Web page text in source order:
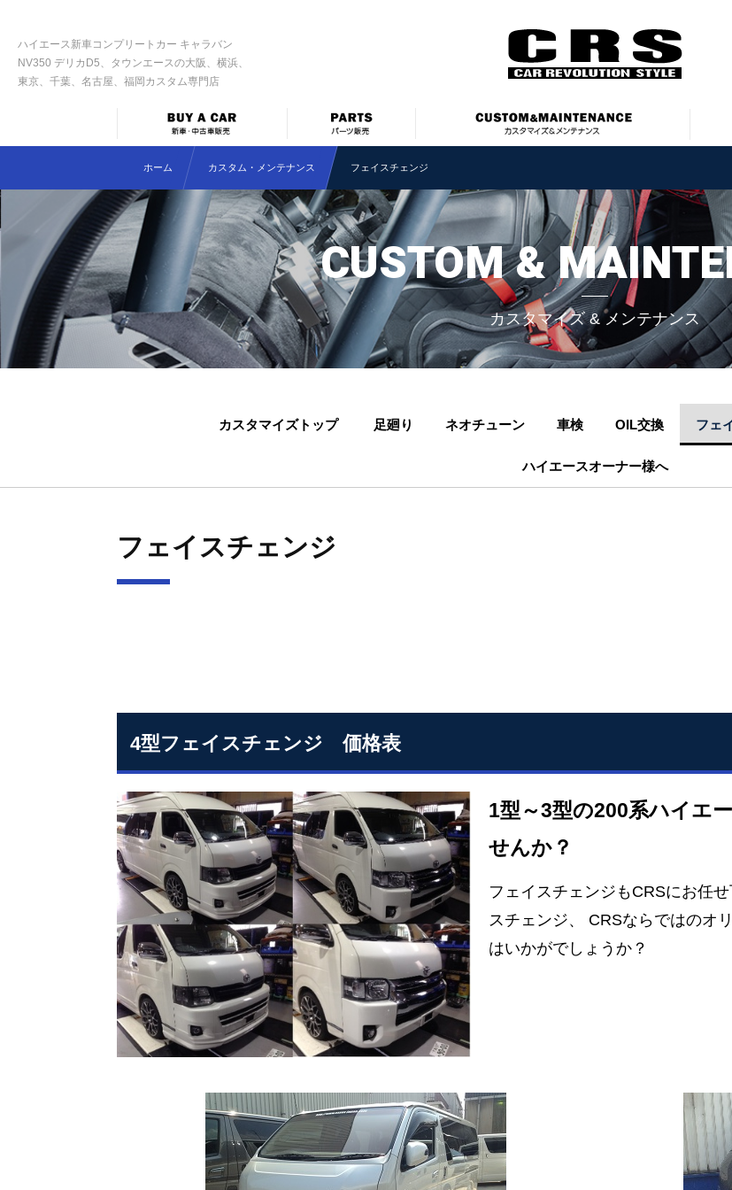
ハイエース新車コンプリートカー キャラバン
NV350 デリカD5、タウンエースの大阪、横浜、
東京、千葉、名古屋、福岡カスタム専門店
ホーム カスタム・メンテナンス フェイスチェンジ
CUSTOM &
カスタマイズ & メンテナンス
カスタマイズトップ 足廻り ネオチューン 車検 OIL交換 フェ
ハイエースオーナー様へ
フェイスチェンジ
4型フェイスチェンジ 価格表
1型～3型の200系ハイエ
せんか？
フェイスチェンジもCRSにお任
スチェンジ、 CRSならではのオ
はいかがでしょうか？